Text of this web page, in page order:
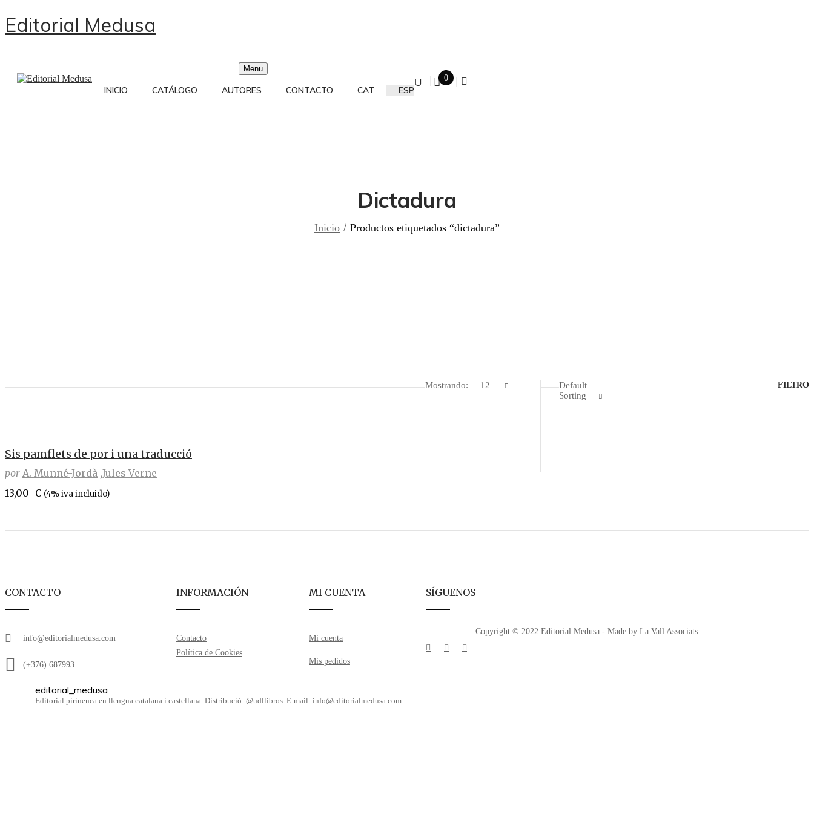
Editorial Medusa
Menu
INICIO CATÁLOGO AUTORES CONTACTO CAT ESP
0
Dictadura
Inicio Productos etiquetados “dictadura”
FILTRO
Default
Sorting
Mostrando: 12
Sis pamflets de por i una traducció
por A. Munné-Jordà Jules Verne
13,00 € (4% iva incluido)
CONTACTO
info@editorialmedusa.com
(+376) 687993
INFORMACIÓN
Contacto
Política de Cookies
MI CUENTA
Mi cuenta
Mis pedidos
SÍGUENOS
Copyright © 2022 Editorial Medusa - Made by La Vall Associats
editorial_medusa
Editorial pirinenca en llengua catalana i castellana. Distribució: @udllibros. E-mail: info@editorialmedusa.com.